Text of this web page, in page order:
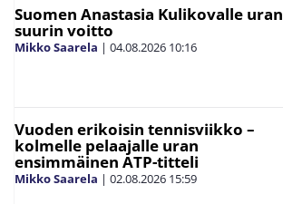
Suomen Anastasia Kulikovalle uran
suurin voitto
Mikko Saarela | 04.08.2026 10:16
Vuoden erikoisin tennisviikko –
kolmelle pelaajalle uran
ensimmäinen ATP-titteli
Mikko Saarela | 02.08.2026 15:59